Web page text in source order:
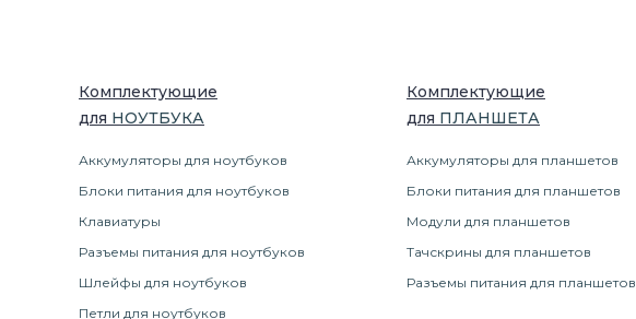
Комплектующие
для НОУТБУКА
Аккумуляторы для ноутбуков
Блоки питания для ноутбуков
Клавиатуры
Разъемы питания для ноутбуков
Шлейфы для ноутбуков
Петли для ноутбуков
Комплектующие
для ПЛАНШЕТА
Аккумуляторы для планшетов
Блоки питания для планшетов
Модули для планшетов
Тачскрины для планшетов
Разъемы питания для планшетов